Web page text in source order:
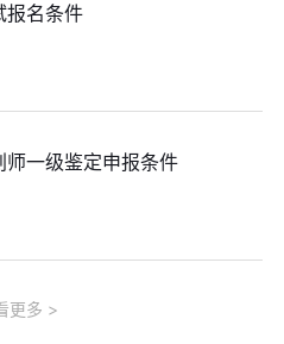
报名条件
一级鉴定申报条件
更多